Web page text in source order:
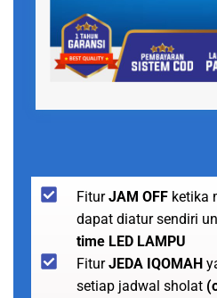
FiturJAM OFF ketika
dapat diatur sendiri
time LED LAMPU
FiturJEDA IQOMAH
setiap jadwal sholat